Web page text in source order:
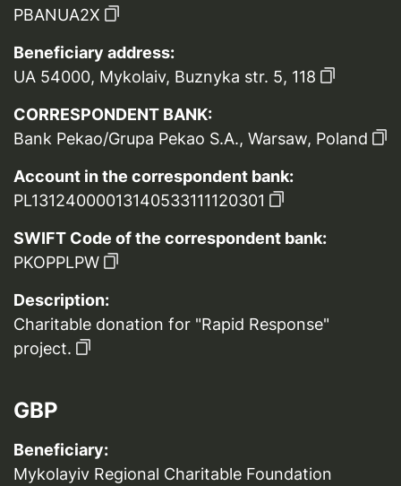
PBANUA2X
Beneficiary address:
UA 54000, Mykolaiv, Buznyka str. 5, 118
CORRESPONDENT BANK:
Bank Pekao/Grupa Pekao S.A., Warsaw, Poland
Account in the correspondent bank:
PL13124000013140533111120301
SWIFT Code of the correspondent bank:
PKOPPLPW
Description:
Charitable donation for "Rapid Response"
project.
GBP
Beneficiary:
Mykolayiv Regional Charitable Foundation